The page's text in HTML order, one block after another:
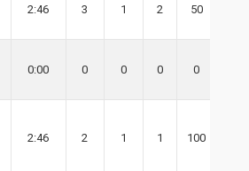
2:46 3 1 2 50
0:00 0 0 0 0
2:46 2 1 1 100